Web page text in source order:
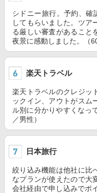
シドニー旅行。予約、確
してもらいました。ツア
る厳しい審査があること
夜景に感動しました。（
楽天トラベル
楽天トラベルのクレジッ
ックイン、アウトがスム
ル別に分かりやすくなっ
／男性）
日本旅行
絞り込み機能は他社に比
なプランが使えたので大
会社経由で申し込みでポ